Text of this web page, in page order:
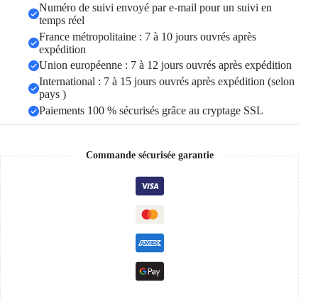
Numéro de suivi envoyé par e-mail pour un suivi en
temps réel
France métropolitaine : 7 à 10 jours ouvrés après
expédition
Union européenne : 7 à 12 jours ouvrés après expédition
International : 7 à 15 jours ouvrés après expédition (selon
pays )
Paiements 100 % sécurisés grâce au cryptage SSL
Commande sécurisée garantie